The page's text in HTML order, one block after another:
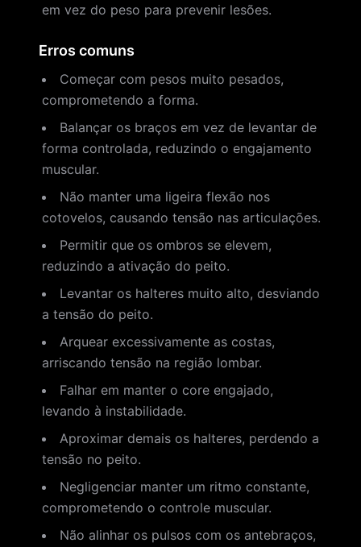
em vez do peso para prevenir lesões.
Erros comuns
Começar com pesos muito pesados,
comprometendo a forma.
Balançar os braços em vez de levantar de
forma controlada, reduzindo o engajamento
muscular.
Não manter uma ligeira flexão nos
cotovelos, causando tensão nas articulações.
Permitir que os ombros se elevem,
reduzindo a ativação do peito.
Levantar os halteres muito alto, desviando
a tensão do peito.
Arquear excessivamente as costas,
arriscando tensão na região lombar.
Falhar em manter o core engajado,
levando à instabilidade.
Aproximar demais os halteres, perdendo a
tensão no peito.
Negligenciar manter um ritmo constante,
comprometendo o controle muscular.
Não alinhar os pulsos com os antebraços,